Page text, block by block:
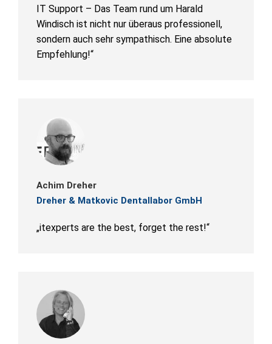
IT Support – Das Team rund um Harald
Windisch ist nicht nur überaus professionell,
sondern auch sehr sympathisch. Eine absolute
Empfehlung!“
Achim Dreher
Dreher & Matkovic Dentallabor GmbH
„itexperts are the best, forget the rest!“